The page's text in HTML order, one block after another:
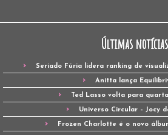
Últimas
Seriado Fúria lidera ranking de
Anitta lança
Ted Lasso volta para
Universo Circular – Jocy
Frozen Charlotte é o novo